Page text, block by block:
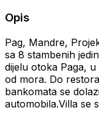
Opis
Pag, Mandre,
sa 8 stambenih
dijelu otoka Paga,
od mora. Do
bankomata se
automobila.Villa se